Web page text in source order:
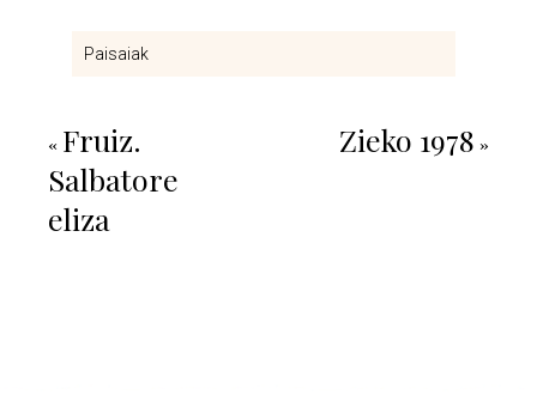
Paisaiak
« Fruiz.
Salbatore
eliza
Zieko 1978 »